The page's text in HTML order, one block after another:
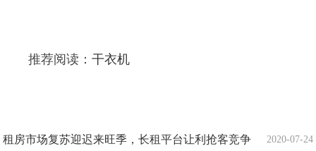
推荐阅读：干衣机
2020-07-24
租房市场复苏迎迟来旺季，长租平台让利抢客竞争